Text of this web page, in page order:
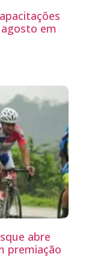
em
abre
premiação